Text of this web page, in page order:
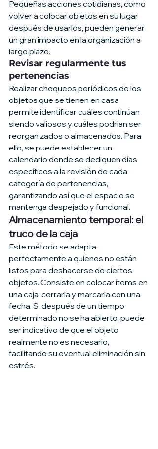
Pequeñas acciones cotidianas, como
volver a colocar objetos en su lugar
después de usarlos, pueden generar
un gran impacto en la organización a
largo plazo.
Revisar regularmente tus
pertenencias
Realizar chequeos periódicos de los
objetos que se tienen en casa
permite identificar cuáles continúan
siendo valiosos y cuáles podrían ser
reorganizados o almacenados. Para
ello, se puede establecer un
calendario donde se dediquen días
específicos a la revisión de cada
categoría de pertenencias,
garantizando así que el espacio se
mantenga despejado y funcional.
Almacenamiento temporal: el
truco de la caja
Este método se adapta
perfectamente a quienes no están
listos para deshacerse de ciertos
objetos. Consiste en colocar ítems en
una caja, cerrarla y marcarla con una
fecha. Si después de un tiempo
determinado no se ha abierto, puede
ser indicativo de que el objeto
realmente no es necesario,
facilitando su eventual eliminación sin
estrés.